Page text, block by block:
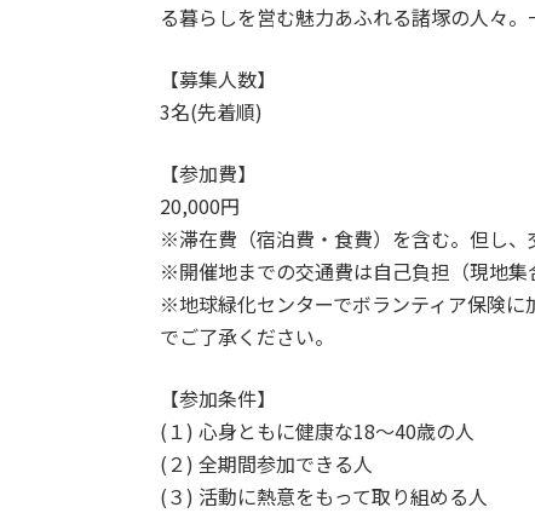
る暮らしを営む魅力あふれる諸塚の人々
【募集人数】
3名(先着順)
【参加費】
20,000円
※滞在費（宿泊費・食費）を含む。但し、
※開催地までの交通費は自己負担（現地集
※地球緑化センターでボランティア保険に
でご了承ください。
【参加条件】
(１) 心身ともに健康な18～40歳の人
(２) 全期間参加できる人
(３) 活動に熱意をもって取り組める人